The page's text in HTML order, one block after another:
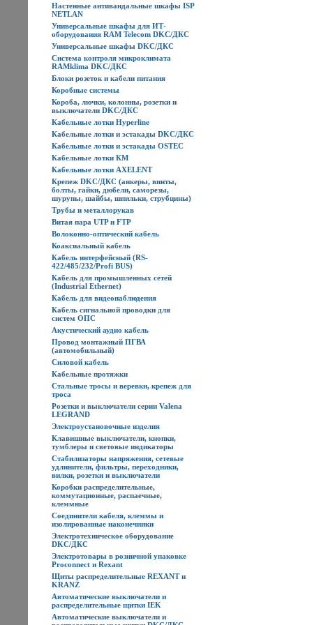
Настенные антивандальные шкафы ISP
NETLAN
Универсальные шкафы для ИТ-
оборудования RAM Telecom DKC/ДКС
Универсальные шкафы DKC/ДКС
Система контроля микроклимата
RAMklima DKC/ДКС
Блоки розеток и кабели питания
Коробные системы
Короба, лючки, колонны, розетки и
выключатели DKC/ДКС
Кабельные лотки Hyperline
Кабельные лотки и эстакады DKC/ДКС
Кабельные лотки и эстакады OSTEC
Кабельные лотки КМ
Кабельные лотки AXELENT
Крепеж DKC/ДКС (анкеры, винты,
болты, гайки, дюбели, саморезы,
шурупы, шайбы, шпильки, струбцины)
Трубы и металлорукав
Витая пара UTP и FTP
Волоконно-оптический кабель
Коаксиальный кабель
Кабель интерфейсный (RS-
422/485/232/Profi BUS)
Кабель для промышленных сетей
(Industrial Ethernet)
Кабель для видеонаблюдения
Кабель сигнальной проводки для
систем ОПС
Акустический аудио кабель
Провод монтажный ПГВА
(автомобильный)
Силовой кабель
Кабельные протяжки
Стальные тросы и веревки, крепеж для
троса
Розетки и выключатели серии Valena
LEGRAND
Электроустановочные изделия
Клавишные выключатели, кнопки,
тумблеры и световые индикаторы
Стабилизаторы напряжения, сетевые
удлинители, фильтры, переходники,
вилки, розетки и выключатели
Коробки распределительные,
коммутационные, распаечные,
клеммные
Соединители кабеля, клеммы и
изолированные наконечники
Электротехническое оборудование
DKC/ДКС
Электротовары в розничной упаковке
Proconnect и Rexant
Щиты распределительные REXANT и
KRANZ
Автоматические выключатели и
распределительные щитки IEK
Автоматические выключатели и